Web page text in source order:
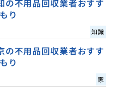
の不用品回収業者おすす
り
知識
の不用品回収業者おすす
り
家